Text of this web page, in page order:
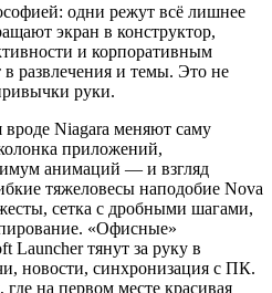
одни режут всё лишнее
экран в конструктор,
и корпоративным
развлечения и темы. Это не
руки.
Niagara меняют саму
приложений,
анимаций — и взгляд
тяжеловесы наподобие Nova
сетка с дробными шагами,
«Офисные»
Launcher тянут за руку в
новости, синхронизация с ПК.
на первом месте красивая